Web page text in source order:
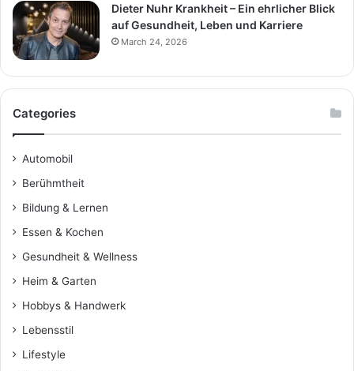
Dieter Nuhr Krankheit – Ein ehrlicher Blick
auf Gesundheit, Leben und Karriere
March 24, 2026
Categories
Automobil
Berühmtheit
Bildung & Lernen
Essen & Kochen
Gesundheit & Wellness
Heim & Garten
Hobbys & Handwerk
Lebensstil
Lifestyle